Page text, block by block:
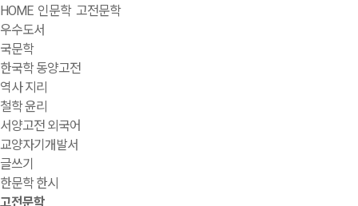
HOME 인문학 고전문학
우수도서
국문학
한국학 동양고전
역사 지리
철학 윤리
서양고전 외국어
교양자기개발서
글쓰기
한문학 한시
고전문학